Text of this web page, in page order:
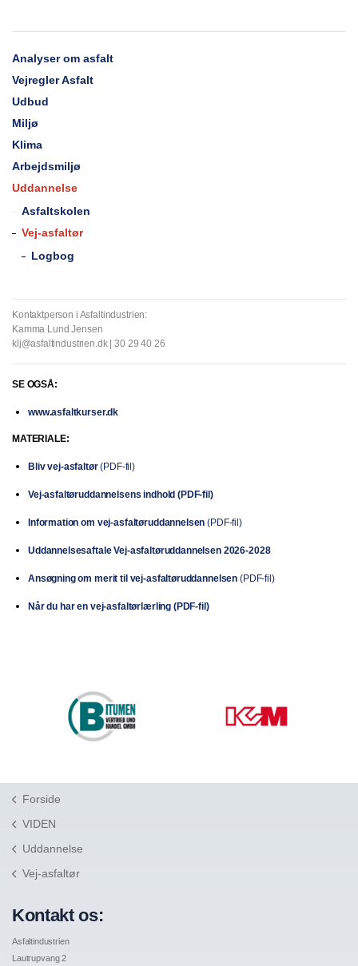
Analyser om asfalt
Vejregler Asfalt
Udbud
Miljø
Klima
Arbejdsmiljø
Uddannelse
Asfaltskolen
Vej-asfaltør
Logbog
Kontaktperson i Asfaltindustrien:
Kamma Lund Jensen
klj@asfaltindustrien.dk | 30 29 40 26
SE OGSÅ:
www.asfaltkurser.dk
MATERIALE:
Bliv vej-asfaltør(PDF-fil)
Vej-asfaltøruddannelsens indhold (PDF-fil)
Information om vej-asfaltøruddannelsen (PDF-fil)
Uddannelsesaftale Vej-asfaltøruddannelsen 2026-2028
Ansøgning om merit til vej-asfaltøruddannelsen (PDF-fil)
Når du har en vej-asfaltørlærling (PDF-fil)
Forside
VIDEN
Uddannelse
Vej-asfaltør
Kontakt os:
Asfaltindustrien
Lautrupvang 2